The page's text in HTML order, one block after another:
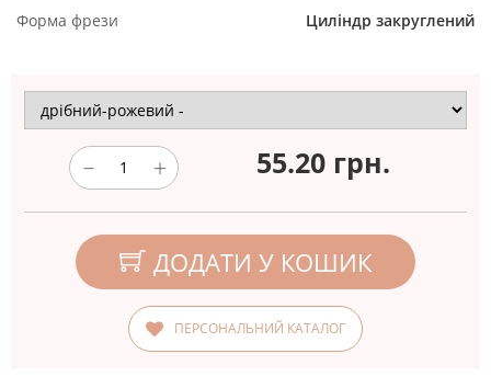
Форма фрези
Циліндр закруглений
55.20 грн.
ДОДАТИ У КОШИК
ПЕРСОНАЛЬНИЙ КАТАЛОГ